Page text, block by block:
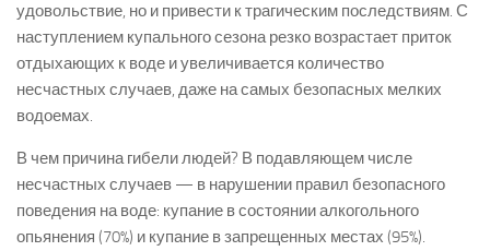
удовольствие, но и привести к трагическим последствиям. С
наступлением купального сезона резко возрастает приток
отдыхающих к воде и увеличивается количество
несчастных случаев, даже на самых безопасных мелких
водоемах.
В чем причина гибели людей? В подавляющем числе
несчастных случаев — в нарушении правил безопасного
поведения на воде: купание в состоянии алкогольного
опьянения (70%) и купание в запрещенных местах (95%).